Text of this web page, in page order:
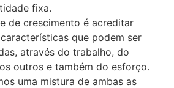
fixa.
de crescimento é acreditar
que podem ser
através do trabalho, do
outros e também do esforço.
uma mistura de ambas as